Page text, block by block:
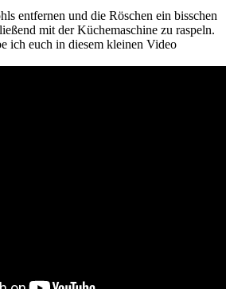
entfernen und die Röschen ein bisschen
mit der Küchemaschine zu raspeln.
ich euch in diesem kleinen Video